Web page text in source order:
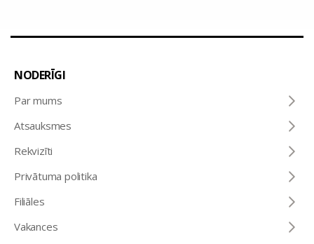
NODERĪGI
Par mums
Atsauksmes
Rekvizīti
Privātuma politika
Filiāles
Vakances